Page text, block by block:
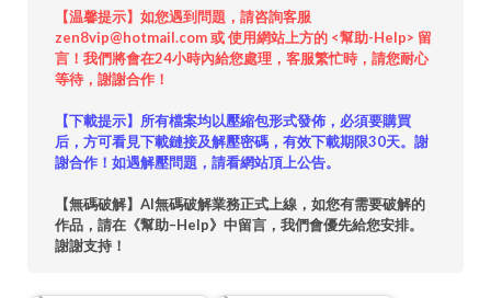
【温馨提示】如您遇到問題，請咨詢客服
zen8vip@hotmail.com 或 使用網站上方的 <幫助-Help> 留
言！我們將會在24小時內給您處理，客服繁忙時，請您耐心
等待，謝謝合作！
【下載提示】所有檔案均以壓縮包形式發佈，必須要購買
后，方可看見下載鏈接及解壓密碼，有效下載期限30天。謝
謝合作！如遇解壓問題，請看網站頂上公告。
【無碼破解】AI無碼破解業務正式上線，如您有需要破解的
作品，請在《幫助–Help》中留言，我們會優先給您安排。
謝謝支持！